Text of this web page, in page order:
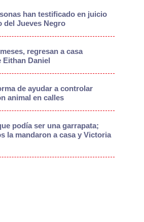
han testificado en juicio
del Jueves Negro
regresan a casa
Eithan Daniel
de ayudar a controlar
animal en calles
podía ser una garrapata;
la mandaron a casa y Victoria